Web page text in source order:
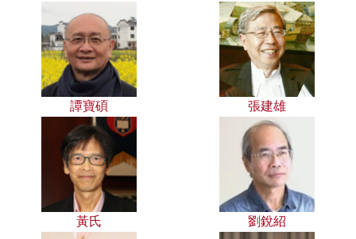
譚寶碩 張建雄
黃氏 劉銳紹